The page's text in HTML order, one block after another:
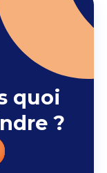
quoi
?